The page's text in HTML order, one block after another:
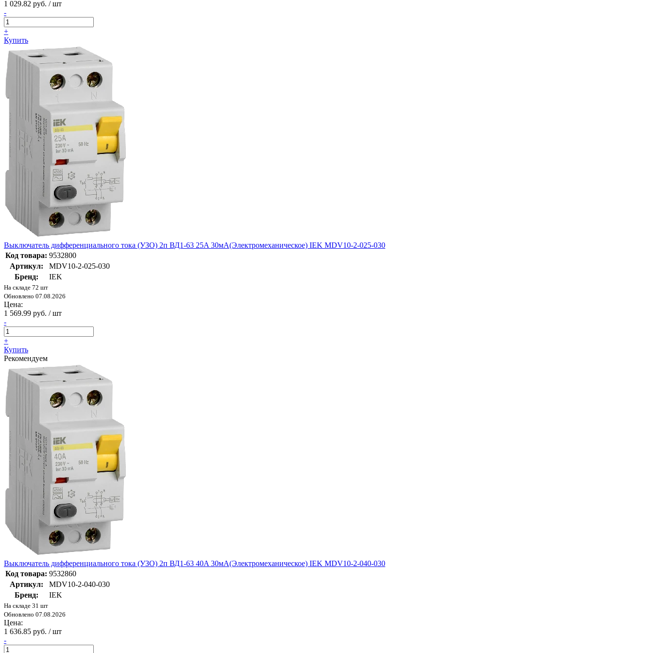
1 029.82 руб. / шт
-
+
Купить
Выключатель дифференциального тока (УЗО) 2п ВД1-63 25A 30мA(Электромеханическое) IEK MDV10-2-025-030
Код товара: 9532800
Артикул:
MDV10-2-025-030
Бренд:
IEK
На складе 72 шт
Обновлено 07.08.2026
Цена:
1 569.99 руб. / шт
-
+
Купить
Рекомендуем
Выключатель дифференциального тока (УЗО) 2п ВД1-63 40A 30мA(Электромеханическое) IEK MDV10-2-040-030
Код товара: 9532860
Артикул:
MDV10-2-040-030
Бренд:
IEK
На складе 31 шт
Обновлено 07.08.2026
Цена:
1 636.85 руб. / шт
-